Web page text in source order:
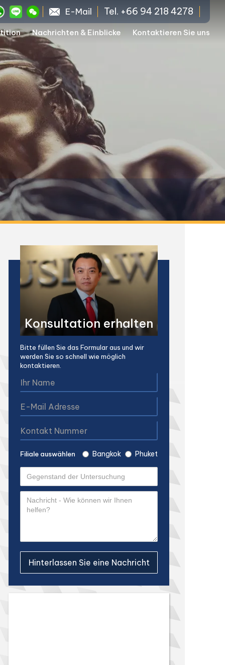
E-Mail Tel. +66 94 218 4278
Nachrichten & Einblicke Kontaktieren Sie uns
Konsultation erhalten
Bitte füllen Sie das Formular aus und wir
werden Sie so schnell wie möglich
kontaktieren.
Filiale auswählen Bangkok Phuket